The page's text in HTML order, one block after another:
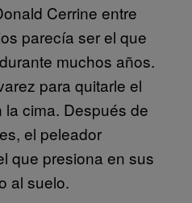
Cerrine entre
parecía ser el que
muchos años.
para quitarle el
cima. Después de
el peleador
que presiona en sus
al suelo.